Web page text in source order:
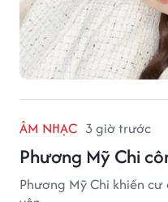
ÂM NHẠC 3 giờ trước
Phương Mỹ Chi
Phương Mỹ Chi khiến